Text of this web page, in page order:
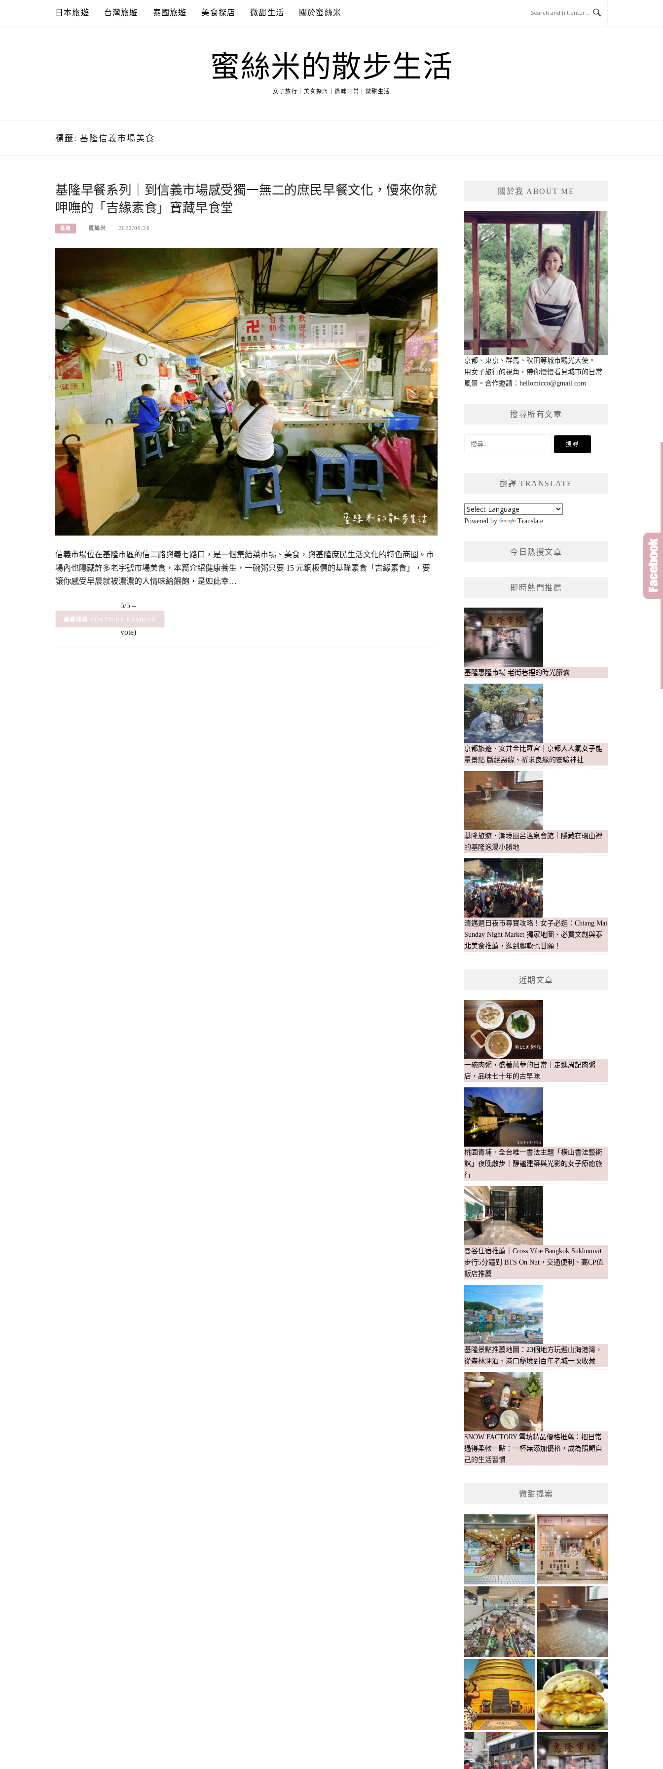
日本旅遊 台灣旅遊 泰國旅遊 美食探店 微甜生活 關於蜜絲米
蜜絲米的散步生活
女子旅行｜美食探店｜貓咪日常｜微甜生活
標籤: 基隆信義市場美食
基隆早餐系列｜到信義市場感受獨一無二的庶民早餐文化，慢來你就
呷嘸的「吉緣素食」寶藏早食堂
基隆 蜜絲米 2022/09/26
信義市場位在基隆市區的信二路與義七路口，是一個集結菜市場、美食，與基隆庶民生活文化的特色商圈。市
場內也隱藏許多老字號市場美食，本篇介紹健康養生，一碗粥只要 15 元銅板價的基隆素食「吉緣素食」，要
讓你感受早晨就被濃濃的人情味給餵飽，是如此幸…
5/5 –
(1
vote)
CONTINUE READING
關於我 ABOUT ME
京都、東京、群馬、秋田等城市觀光大使。
用女子旅行的視角，帶你慢慢看見城市的日常
風景。合作邀請：hellomicco@gmail.com
搜尋所有文章
翻譯 TRANSLATE
Powered by Translate
今日熱搜文章
即時熱門推薦
基隆惠隆市場 老街巷裡的時光膠囊
京都旅遊．安井金比羅宮｜京都大人氣女子能
量景點 斷絕惡緣、祈求良緣的靈驗神社
基隆旅遊．潮境風呂溫泉會館｜隱藏在環山裡
的基隆泡湯小勝地
清邁週日夜市尋寶攻略！女子必逛：Chiang Mai
Sunday Night Market 獨家地圖、必買文創與泰
北美食推薦，逛到腿軟也甘願！
近期文章
一碗肉粥，盛著萬華的日常｜走進周記肉粥
店，品味七十年的古早味
桃園青埔．全台唯一書法主題「橫山書法藝術
館」夜晚散步｜靜謐建築與光影的女子療癒旅
行
曼谷住宿推薦｜Cross Vibe Bangkok Sukhumvit
步行5分鐘到 BTS On Nut，交通便利、高CP值
飯店推薦
基隆景點推薦地圖：23個地方玩遍山海港灣，
從森林湖泊、港口秘境到百年老城一次收藏
SNOW FACTORY 雪坊精品優格推薦：把日常
過得柔軟一點：一杯無添加優格，成為照顧自
己的生活習慣
微甜提案